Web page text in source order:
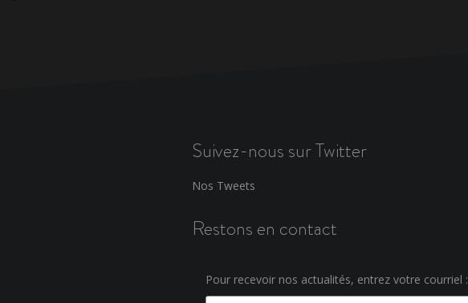
Suivez-nous sur Twitter
Nos Tweets
Restons en contact
Pour recevoir nos actualités, entrez votre courriel :